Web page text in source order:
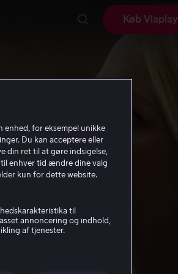
Køb Viaplay
enhed, for eksempel unikke
Du kan acceptere eller
din ret til at gøre indsigelse,
til enhver tid ændre dine valg
kun for dette website.
til
annoncering og indhold,
af tjenester.